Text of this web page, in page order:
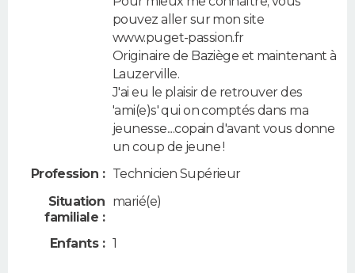
pouvez aller sur mon site
www.puget-passion.fr
Originaire de Baziège et maintenant à
Lauzerville.
J'ai eu le plaisir de retrouver des
'ami(e)s' qui on comptés dans ma
jeunesse....copain d'avant vous donne
un coup de jeune !
Profession : Technicien Supérieur
Situation
familiale :
marié(e)
Enfants : 1